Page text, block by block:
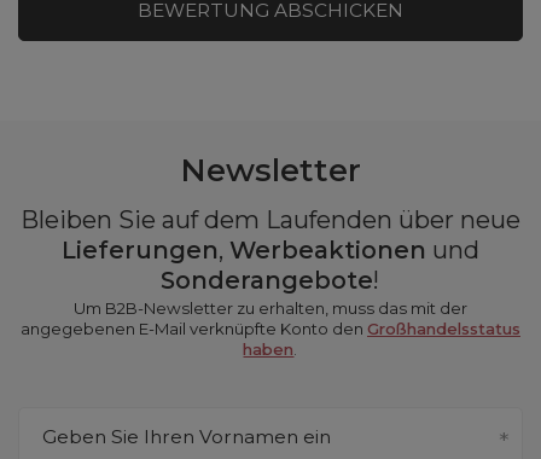
BEWERTUNG ABSCHICKEN
Newsletter
Bleiben Sie auf dem Laufenden über neue
Lieferungen, Werbeaktionen und
Sonderangebote!
Um B2B-Newsletter zu erhalten, muss das mit der
angegebenen E-Mail verknüpfte Konto den Großhandelsstatus
haben.
Geben Sie Ihren Vornamen ein